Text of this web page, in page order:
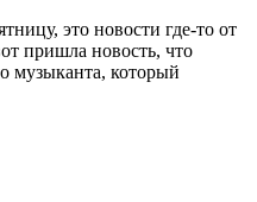
это новости где-то от
пришла новость, что
музыканта, который